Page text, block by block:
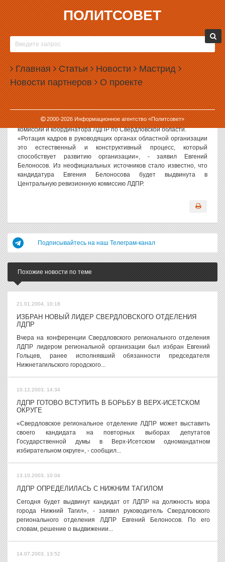
ПОЛИТСОВЕТ
Главная Статьи Новости Мастрид
Новости партнеров О проекте
2000-2026Информационное агентство «Политсовет»
13.01.2004, 12:43
СВЕРДЛОВСКОЕ ОТДЕЛЕНИЕ ЛДПР СМЕНИТ
ЛИДЕРА
Руководитель Свердловского регионального отделения ЛДПР
Евгений Белоносов намерен уйти в отставку. По словам самого
Евгения Белоносова, заявление об отставке уже принято и
подписано членами регионального координационного совета
ЛДПР. После отставки Евгений Белоносов будет совмещать
должности члена Свердловской областной избирательной
комиссии и координатора ЛДПР по Свердловской области.
«Ротация кадров в руководящих органах областной организации
это естественный и конструктивный процесс, который
способствует развитию организации», - заявил Евгений
Белоносов. Из неофициальных источников стало известно, что
кандидатура Евгения Белоносова будет выдвинута в
Центральную ревизионную комиссию ЛДПР.
Подписывайтесь на наш Телеграм-канал
Похожие новости по теме
21.01.2004, 10:18
ИЗБРАН НОВЫЙ ЛИДЕР СВЕРДЛОВСКОГО ОТДЕЛЕНИЯ
ЛДПР
Вчера на конференции Свердловского регионального отделения
ЛДПР лидером региональной организации был избран Евгений
Гольцев, ранее исполнявший обязанности председателя
Нижнетагильского городского...
10.12.2003, 14:34
ЛДПР ГОТОВО ВСТУПИТЬ В БОРЬБУ В ВЕРХ-ИСЕТСКОМ
ОКРУГЕ
«Свердловское региональное отделение ЛДПР может выставить
своего кандидата на повторных выборах депутатов
Государственной думы в Верх-Исетском одномандатном
избирательном округе», - сообщил...
13.10.2003, 10:04
ЛДПР ОПРЕДЕЛИЛАСЬ С НИЖНИМ ТАГИЛОМ
Сегодня будет выдвинут кандидат от ЛДПР на должность мэра
города Нижний Тагил», - заявил руководитель Свердловского
регионального отделения ЛДПР Евгений Белоносов. По его
словам, решение о выдвижении...
14.07.2003, 13:52